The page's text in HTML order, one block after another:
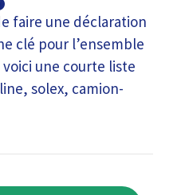
faire une déclaration
clé pour l’ensemble
une courte liste
solex, camion-